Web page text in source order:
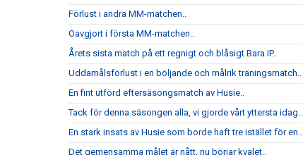
Förlust i andra MM-matchen..
Oavgjort i första MM-matchen..
Årets sista match på ett regnigt och blåsigt Bara IP..
Uddamålsförlust i en böljande och målrik träningsmatch..
En fint utförd eftersäsongsmatch av Husie..
Tack för denna säsongen alla, vi gjorde vårt yttersta idag..
En stark insats av Husie som borde haft tre istället för en..
Det gemensamma målet är nått, nu börjar kvalet..